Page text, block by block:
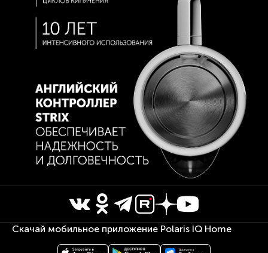
Скачай мобильное приложение Polaris IQ Home